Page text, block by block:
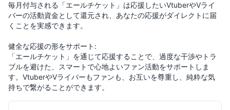
毎月付与される「エールチケット」は応援したいVtuberやVライ
バーの活動資金として還元され、あなたの応援がダイレクトに届
くことを実感できます。
健全な応援の形をサポート:
「エールチケット」を通じて応援することで、過度な干渉やトラ
ブルを避けた、スマートで心地よいファン活動をサポートしま
す。VtuberやVライバーもファンも、お互いを尊重し、純粋な気